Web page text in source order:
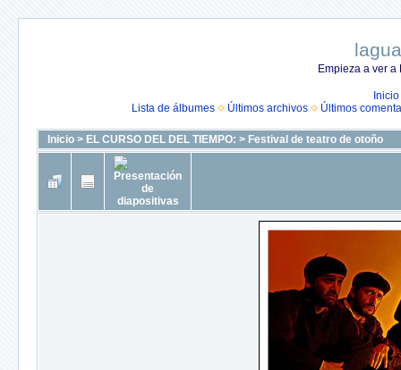
Empieza a ver
Inicio
Lista de álbumes
Últimos archivos Últimos
Inicio > EL CURSO DEL DEL TIEMPO: > Festival de teatro de otoño